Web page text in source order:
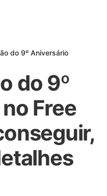
do 9º Aniversário
do 9º
Free